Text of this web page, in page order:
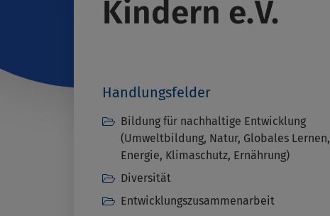
Kindern e.V.
Handlungsfelder
Bildung für nachhaltige Entwicklung
(Umweltbildung, Natur, Globales Lernen,
Energie, Klimaschutz, Ernährung)
Diversität
Entwicklungszusammenarbeit